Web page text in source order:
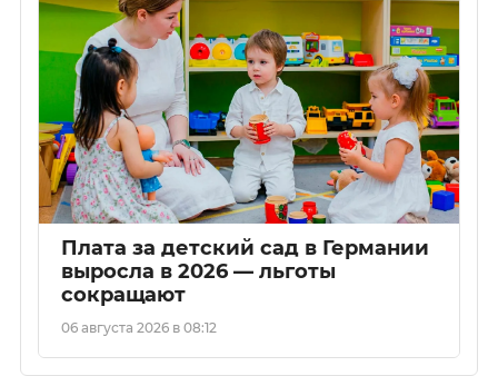
Плата за детский сад в Германии
выросла в 2026 — льготы
сокращают
06 августа 2026 в 08:12